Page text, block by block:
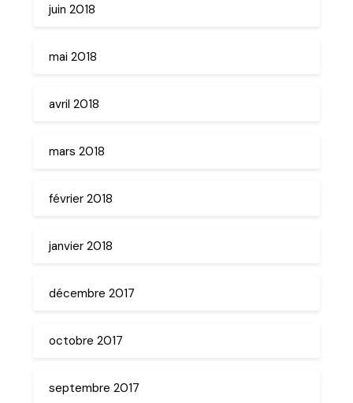
juin 2018
mai 2018
avril 2018
mars 2018
février 2018
janvier 2018
décembre 2017
octobre 2017
septembre 2017